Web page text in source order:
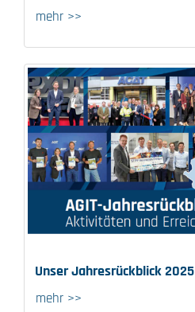
mehr >>
Unser Jahresrückblick 2025
mehr >>